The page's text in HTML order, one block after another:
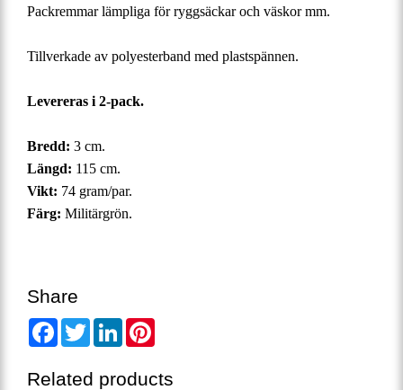
Packremmar lämpliga för ryggsäckar och väskor mm.
Tillverkade av polyesterband med plastspännen.
Levereras i 2-pack.
Bredd: 3 cm.
Längd: 115 cm.
Vikt: 74 gram/par.
Färg: Militärgrön.
Share
FacebookTwitterLinkedIn
Related products